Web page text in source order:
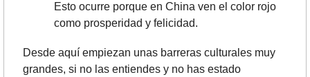
Esto ocurre porque en China ven el color rojo
como prosperidad y felicidad.
Desde aquí empiezan unas barreras culturales muy
grandes, si no las entiendes y no has estado